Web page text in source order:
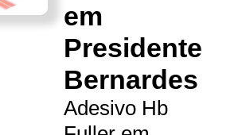
em
Presidente
Bernardes
Adesivo Hb